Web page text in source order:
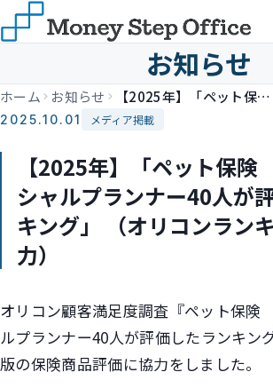
お知らせ
ホーム お知らせ 【2025年】「ペット保険 ファイナンシャルプランナー40人が評価したランキング」 （オリコンランキング評価協力）
2025.10.01 メディア掲載
【2025年】「ペット保
シャルプランナー40人が
キング」 （オリコンラン
力）
オリコン顧客満足度調査『ペット保
ルプランナー40人が評価したランキン
版の保険商品評価に協力をしました。